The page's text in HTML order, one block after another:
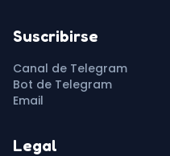
Suscribirse
Canal de Telegram
Bot de Telegram
Email
Legal